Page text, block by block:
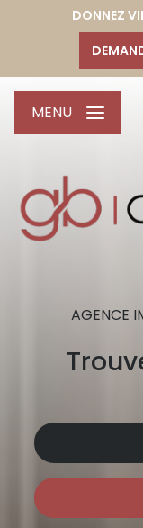
DONNEZ
MENU
AGENCE